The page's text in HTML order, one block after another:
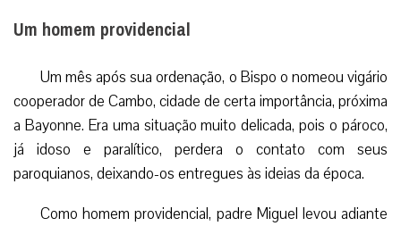
Um homem providencial
Um mês após sua ordenação, o Bispo o nomeou vigário
cooperador de Cambo, cidade de certa importância, próxima
a Bayonne. Era uma situação muito delicada, pois o pároco,
já idoso e paralítico, perdera o contato com seus
paroquianos, deixando-os entregues às ideias da época.
Como homem providencial, padre Miguel levou adiante